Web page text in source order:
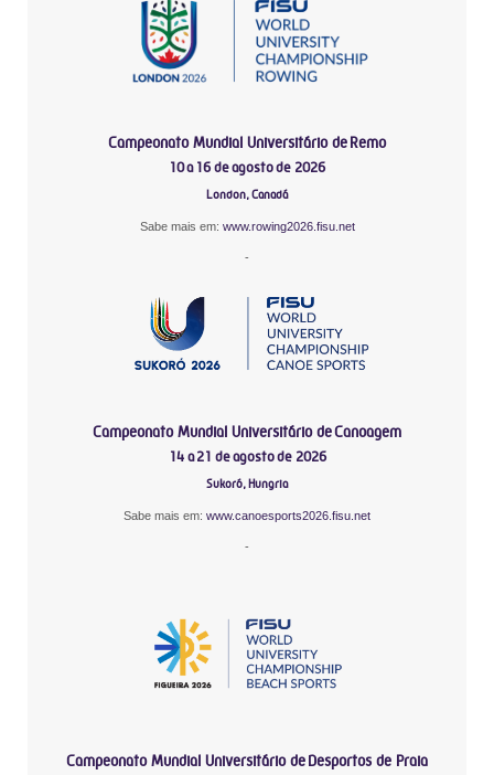
Campeonato Mundial Universitário de Remo
10 a 16 de agosto de 2026
London, Canadá
Sabe mais em: www.rowing2026.fisu.net
-
Campeonato Mundial Universitário de Canoagem
14 a 21 de agosto de 2026
Sukoró, Hungria
Sabe mais em: www.canoesports2026.fisu.net
-
Campeonato Mundial Universitário de Desportos de Praia